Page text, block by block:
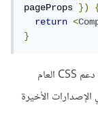
pageProps })
return
<
}
لم يكن لديك هذا الخطأ من قبل لأن Next.js أسقط دعم CSS العام